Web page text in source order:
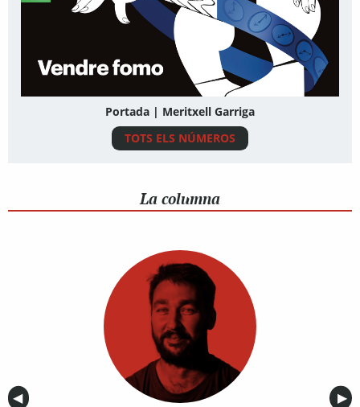
Portada | Meritxell Garriga
TOTS ELS NÚMEROS
La columna
Anterior
◀︎ ▶︎